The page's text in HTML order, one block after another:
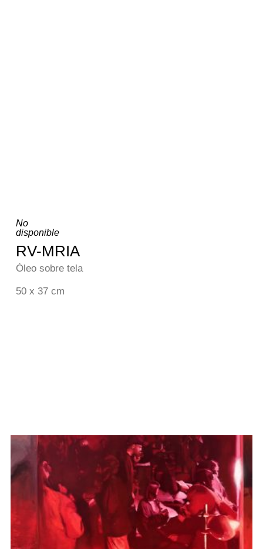
No
disponible
RV-MRIA
Óleo sobre tela
50 x 37 cm